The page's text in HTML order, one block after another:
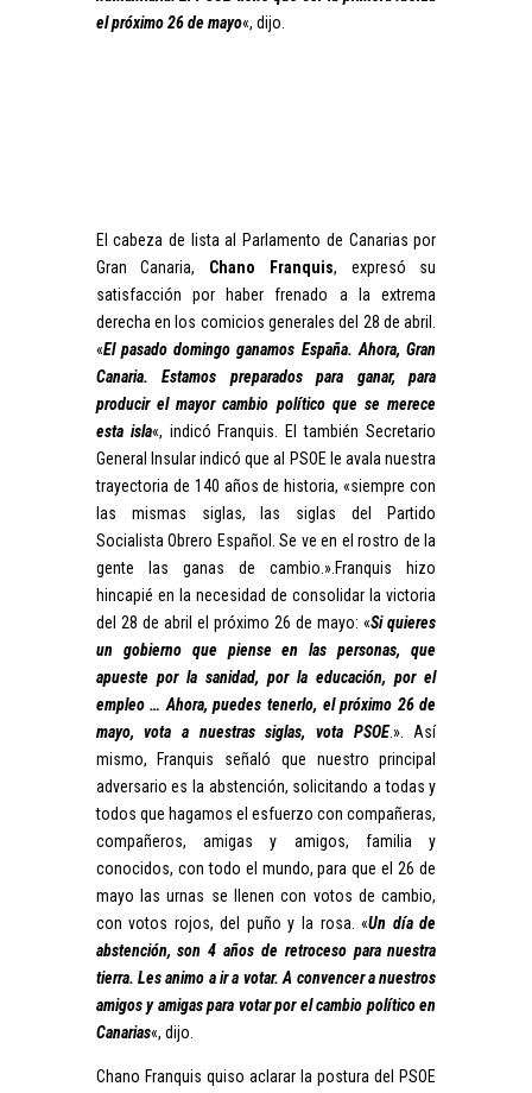
el próximo 26 de mayo«, dijo.
El cabeza de lista al Parlamento de Canarias por
Gran Canaria, Chano Franquis, expresó su
satisfacción por haber frenado a la extrema
derecha en los comicios generales del 28 de abril.
«El pasado domingo ganamos España. Ahora, Gran
Canaria. Estamos preparados para ganar, para
producir el mayor cambio político que se merece
esta isla«, indicó Franquis. El también Secretario
General Insular indicó que al PSOE le avala nuestra
trayectoria de 140 años de historia, «siempre con
las mismas siglas, las siglas del Partido
Socialista Obrero Español. Se ve en el rostro de la
gente las ganas de cambio.».Franquis hizo
hincapié en la necesidad de consolidar la victoria
del 28 de abril el próximo 26 de mayo: «Si quieres
un gobierno que piense en las personas, que
apueste por la sanidad, por la educación, por el
empleo … Ahora, puedes tenerlo, el próximo 26 de
mayo, vota a nuestras siglas, vota PSOE.». Así
mismo, Franquis señaló que nuestro principal
adversario es la abstención, solicitando a todas y
todos que hagamos el esfuerzo con compañeras,
compañeros, amigas y amigos, familia y
conocidos, con todo el mundo, para que el 26 de
mayo las urnas se llenen con votos de cambio,
con votos rojos, del puño y la rosa. «Un día de
abstención, son 4 años de retroceso para nuestra
tierra. Les animo a ir a votar. A convencer a nuestros
amigos y amigas para votar por el cambio político en
Canarias«, dijo.
Chano Franquis quiso aclarar la postura del PSOE